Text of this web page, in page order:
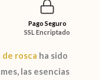
Pago Seguro
SSL Encriptado
rosca ha sido
las esencias